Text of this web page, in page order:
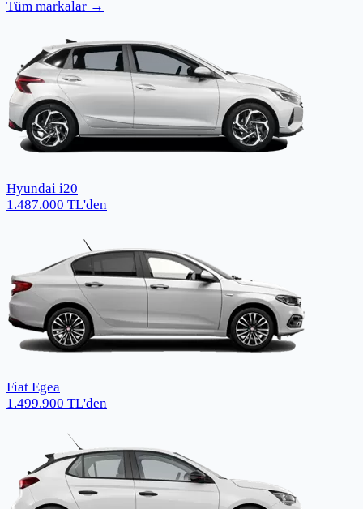
Tüm markalar →
Hyundai i20
1.487.000 TL'den
Fiat Egea
1.499.900 TL'den